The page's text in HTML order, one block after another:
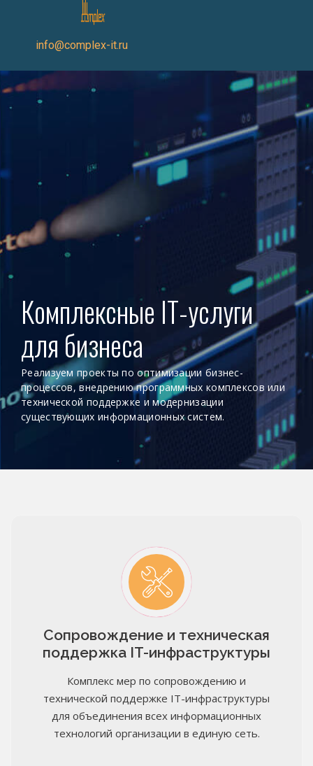
info@complex-it.ru
Комплексные IT-услуги
для бизнеса
Реализуем проекты по оптимизации бизнес-
процессов, внедрению программных комплексов или
технической поддержке и модернизации
существующих информационных систем.
Надежно защищаем и
сохраняем ваши данные
Сопровождение и техническая
поддержка IT-инфраструктуры
Комплекс мер по сопровождению и
технической поддержке IT-инфраструктуры
для объединения всех информационных
технологий организации в единую сеть.